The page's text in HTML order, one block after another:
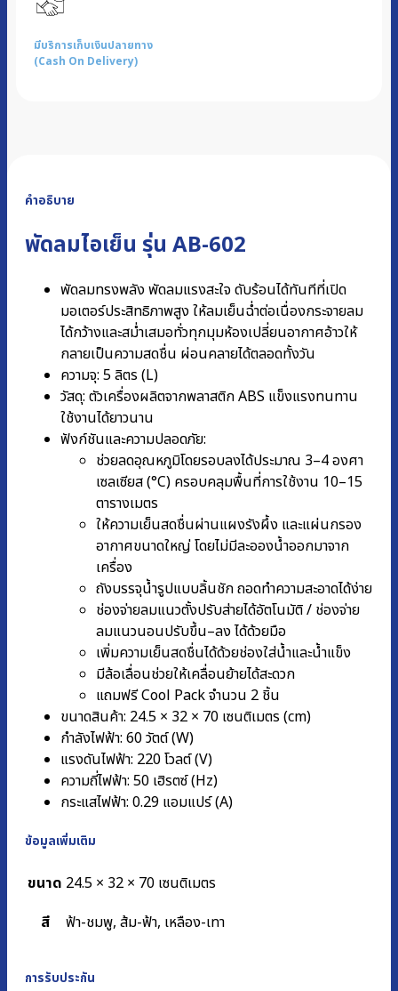
มีบริการเก็บเงินปลายทาง
(Cash On Delivery)
คำอธิบาย
พัดลมไอเย็น รุ่น AB-602
พัดลมทรงพลัง พัดลมแรงสะใจ ดับร้อนได้ทันทีที่เปิด
มอเตอร์ประสิทธิภาพสูง ให้ลมเย็นฉ่ำต่อเนื่องกระจายลม
ได้กว้างและสม่ำเสมอทั่วทุกมุมห้องเปลี่ยนอากาศอ้าวให้
กลายเป็นความสดชื่น ผ่อนคลายได้ตลอดทั้งวัน
ความจุ: 5 ลิตร (L)
วัสดุ: ตัวเครื่องผลิตจากพลาสติก ABS แข็งแรงทนทาน
ใช้งานได้ยาวนาน
ฟังก์ชันและความปลอดภัย:
ช่วยลดอุณหภูมิโดยรอบลงได้ประมาณ 3–4 องศา
เซลเซียส (°C) ครอบคลุมพื้นที่การใช้งาน 10–15
ตารางเมตร
ให้ความเย็นสดชื่นผ่านแผงรังผึ้ง และแผ่นกรอง
อากาศขนาดใหญ่ โดยไม่มีละอองน้ำออกมาจาก
เครื่อง
ถังบรรจุน้ำรูปแบบลิ้นชัก ถอดทำความสะอาดได้ง่าย
ช่องจ่ายลมแนวตั้งปรับส่ายได้อัตโนมัติ / ช่องจ่าย
ลมแนวนอนปรับขึ้น–ลง ได้ด้วยมือ
เพิ่มความเย็นสดชื่นได้ด้วยช่องใส่น้ำและน้ำแข็ง
มีล้อเลื่อนช่วยให้เคลื่อนย้ายได้สะดวก
แถมฟรี Cool Pack จำนวน 2 ชิ้น
ขนาดสินค้า: 24.5 × 32 × 70 เซนติเมตร (cm)
กำลังไฟฟ้า: 60 วัตต์ (W)
แรงดันไฟฟ้า: 220 โวลต์ (V)
ความถี่ไฟฟ้า: 50 เฮิรตซ์ (Hz)
กระแสไฟฟ้า: 0.29 แอมแปร์ (A)
ข้อมูลเพิ่มเติม
ขนาด 24.5 × 32 × 70 เซนติเมตร
สี
ฟ้า-ชมพู, ส้ม-ฟ้า, เหลือง-เทา
การรับประกัน